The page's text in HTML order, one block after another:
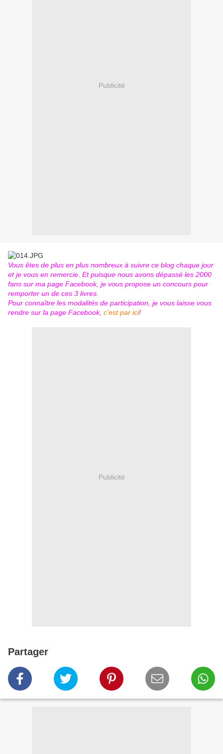
Publicité
Vous êtes de plus en plus nombreux à suivre ce blog chaque jour
et je vous en remercie. Et puisque nous avons dépassé les 2000
fans sur ma page Facebook, je vous propose un concours pour
remporter un de ces 3 livres.
Pour connaître les modalités de participation, je vous laisse vous
rendre sur la page Facebook, c'est par ici!
Publicité
Partager